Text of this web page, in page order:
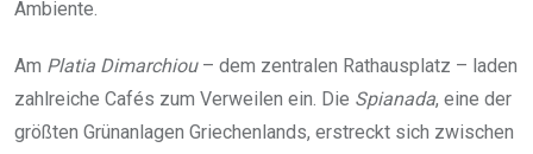
Ambiente.
Am Platia Dimarchiou– dem zentralen Rathausplatz – laden
zahlreiche Cafés zum Verweilen ein. Die Spianada, eine der
größten Grünanlagen Griechenlands, erstreckt sich zwischen